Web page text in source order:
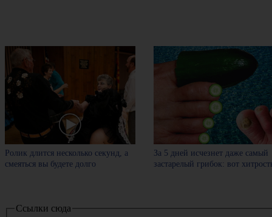
Ролик длится несколько секунд, а
смеяться вы будете долго
За 5 дней исчезнет даже самый
застарелый грибок: вот
Ссылки сюда